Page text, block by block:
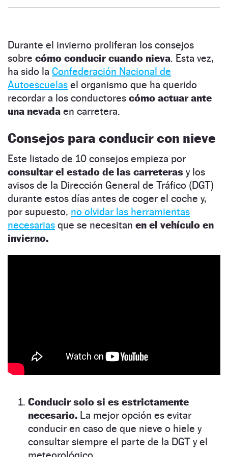
Durante el invierno proliferan los consejos
sobre cómo conducir cuando nieva. Esta vez,
ha sido la Confederación Nacional de
Autoescuelas el organismo que ha querido
recordar a los conductores cómo actuar ante
una nevada en carretera.
Consejos para conducir con nieve
Este listado de 10 consejos empieza por
consultar el estado de las carreteras y los
avisos de la Dirección General de Tráfico (DGT)
durante estos días antes de coger el coche y,
por supuesto, no olvidar las herramientas
necesarias que se necesitan en el vehículo en
invierno.
Conducir solo si es estrictamente
necesario. La mejor opción es evitar
conducir en caso de que nieve o hiele y
consultar siempre el parte de la DGT y el